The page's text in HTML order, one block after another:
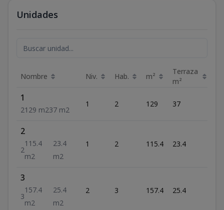
Unidades
Nombre Niv. Hab. m²
Terraza
m²
1
2129 m237 m2
1 2 129 37
2
2
115.4
m2
23.4
m2
1 2 115.4 23.4
3
3
157.4
m2
25.4
m2
2 3 157.4 25.4